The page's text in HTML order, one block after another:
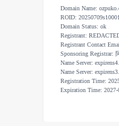
Domain Name:
ROID:
Domain Status: ok
Registrant:
Registrant Contact
Sponsoring Registrar:
Name Server:
Name Server:
Registration Time: